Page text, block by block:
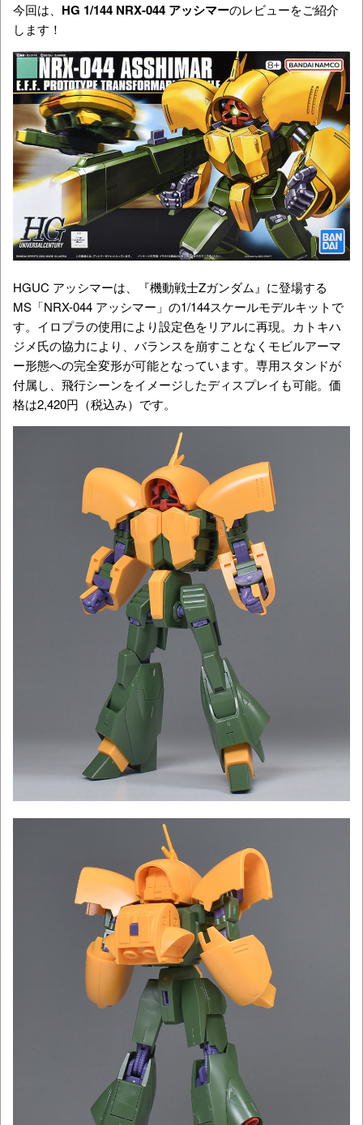
今回は、 HG 1/144 NRX-044 アッシマーのレビューをご紹介
します！
HGUC アッシマーは、『機動戦士Zガンダム』に登場する
MS「NRX-044 アッシマー」の1/144スケールモデルキットで
す。イロプラの使用により設定色をリアルに再現。カトキハ
ジメ氏の協力により、バランスを崩すことなくモビルアーマ
ー形態への完全変形が可能となっています。専用スタンドが
付属し、飛行シーンをイメージしたディスプレイも可能。価
格は2,420円（税込み）です。